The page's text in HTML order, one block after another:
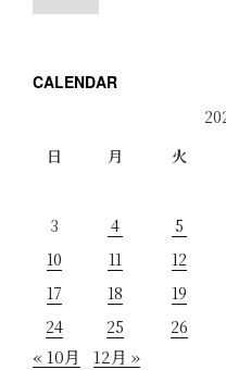
CALENDAR
日
月 火
3
4 5
10
11 12
17
18 19
24
25 26
« 10月 12月 »